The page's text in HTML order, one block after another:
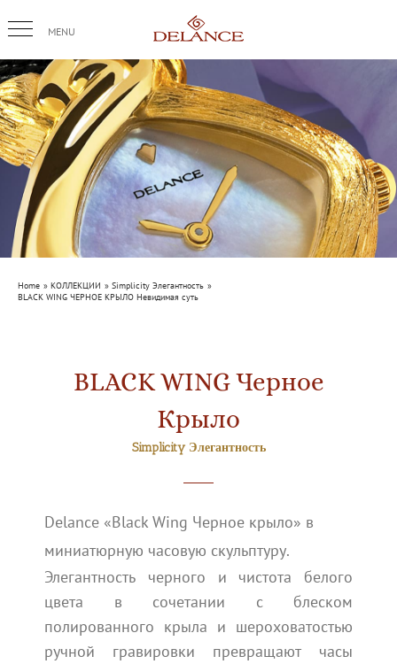
to
content
Home КОЛЛЕКЦИИ
Simplicity Элегантность
BLACK WING ЧЕРНОЕ КРЫЛО Невидимая суть
BLACK WING Черное
Крыло
Simplicity Элегантность
Delance «Black Wing Черное крыло» в
миниатюрную часовую скульптуру.
Элегантность черного и чистота белого
цвета в сочетании с блеском
полированного крыла и шероховатостью
ручной гравировки превращают часы